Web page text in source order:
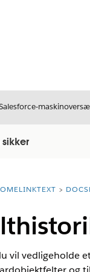
vil vedligeholde